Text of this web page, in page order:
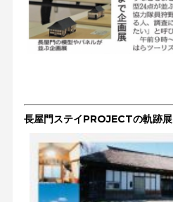
長屋門ステイPROJECTの軌跡展